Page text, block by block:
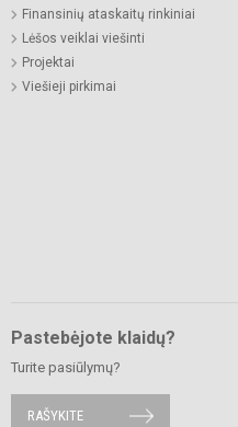
Finansinių ataskaitų rinkiniai
Lėšos veiklai viešinti
Projektai
Viešieji pirkimai
Pastebėjote klaidų?
Turite pasiūlymų?
RAŠYKITE